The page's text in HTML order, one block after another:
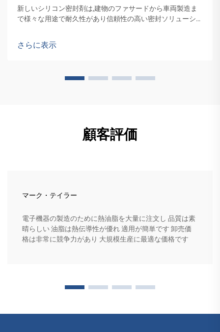
新しいシリコン密封剤は,建物のファサードから車両製造ま
で様々な用途で耐久性があり信頼性の高い密封ソリューショ
さらに表示
顧客評価
マーク・テイラー
電子機器の製造のために熱油脂を大量に注文し 品質は素
晴らしい 油脂は熱伝導性が優れ 適用が簡単です 卸売価
格は非常に競争力があり 大規模生産に最適な価格です